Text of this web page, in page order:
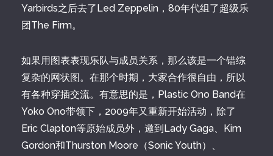
Yarbirds之后去了Led Zeppelin，80年代组了超级乐
团The Firm。
如果用图表表现乐队与成员关系，那么该是一个错综
复杂的网状图。在那个时期，大家合作很自由，所以
有各种穿插交流。有意思的是，Plastic Ono Band在
Yoko Ono带领下，2009年又重新开始活动，除了
Eric Clapton等原始成员外，邀到Lady Gaga、Kim
Gordon和Thurston Moore（Sonic Youth）、